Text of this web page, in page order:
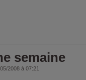
semaine
2008 à 07:21